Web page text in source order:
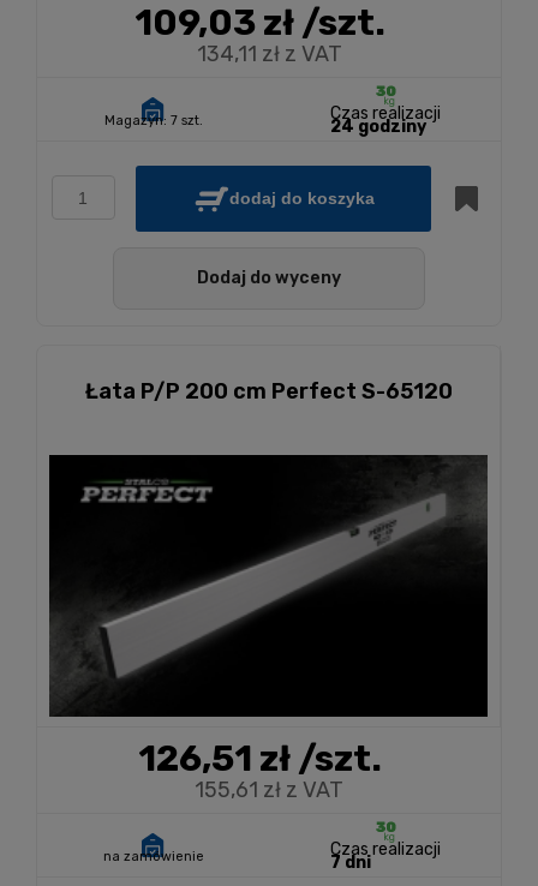
109,03 zł/szt.
134,11 zł z VAT
Magazyn: 7 szt. Czas realizacji
24 godziny
dodaj do koszyka
Dodaj do wyceny
Łata P/P 200 cm Perfect S-65120
126,51 zł/szt.
155,61 zł z VAT
na zamówienie Czas realizacji
7 dni